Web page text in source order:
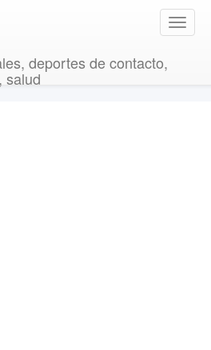
T
o
deportes de contacto,
salud